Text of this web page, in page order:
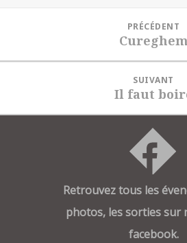
PRÉCÉDENT
Cureghem
SUIVANT
suivant :
Il faut
Retrouvez tous les
photos, les sorties sur
facebook.